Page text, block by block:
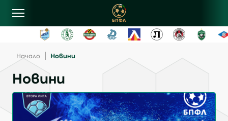
Начало Новини
Новини